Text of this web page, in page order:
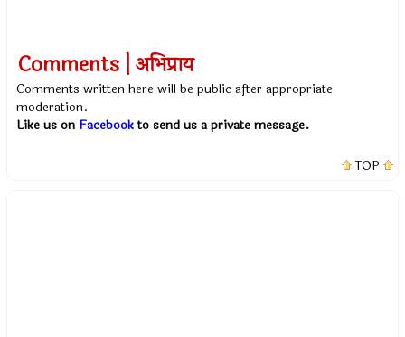
Comments | अभिप्राय
Comments written here will be public after appropriate
moderation.
Like us on Facebookto send us a private message.
TOP